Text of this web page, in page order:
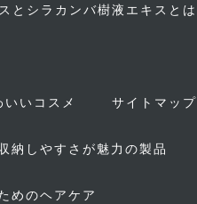
とシラカンバ樹液エキスとは
いいコスメ サイトマップ
納しやすさが魅力の製品
めのヘアケア